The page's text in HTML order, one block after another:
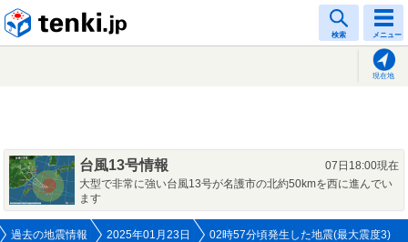
検索 メニュー
現在地
台風13号情報
07日18:00現在
大型で非常に強い台風13号が名護市の北約50kmを西に進んでい
ます
過去の地震情報 2025年01月23日 02時57分頃発生した地震(最大震度3)